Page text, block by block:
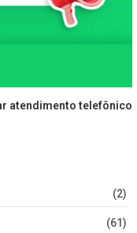
atendimento telefônico
(2)
(61)